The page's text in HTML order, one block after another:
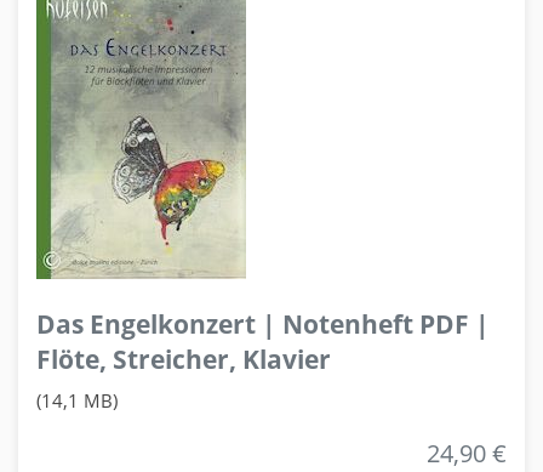
Das Engelkonzert | Notenheft PDF |
Flöte, Streicher, Klavier
(14,1 MB)
24,90 €